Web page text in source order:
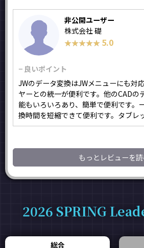
非公開ユーザー
株式会社 礎
★★★★★
★★★★★ 5.0
− 良いポイント
JWのデータ変換はJWメニューにも対
ヤーとの統一が便利です。他のCADの
能もいろいろあり、簡単で便利です。
換時間を短縮できて便利です。タブレ
もっとレビューを
2026 SPRING
総合